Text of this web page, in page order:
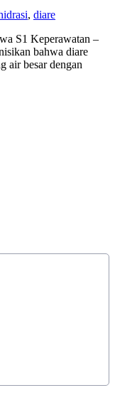
, diare
S1 Keperawatan –
bahwa diare
air besar dengan